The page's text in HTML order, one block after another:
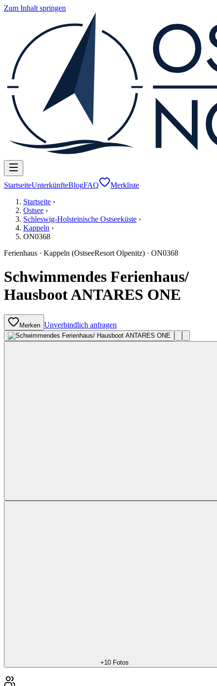
Zum Inhalt springen
StartseiteUnterkünfteBlogFAQ
Merkliste
Startseite ›
Ostsee ›
Schleswig-Holsteinische Ostseeküste ›
Kappeln ›
ON0368
Ferienhaus · Kappeln (OstseeResort Olpenitz) · ON0368
Schwimmendes Ferienhaus/
Hausboot ANTARES ONE
Merken Unverbindlich anfragen
+10Fotos